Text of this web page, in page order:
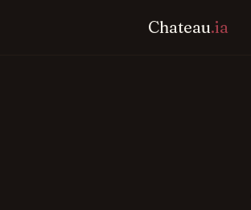
Chateau.ia